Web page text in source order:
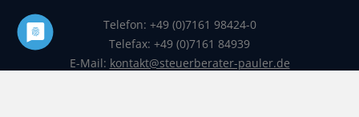
Telefon: +49 (0)7161 98424-0
Telefax: +49 (0)7161 84939
E-Mail: kontakt@steuerberater-pauler.de